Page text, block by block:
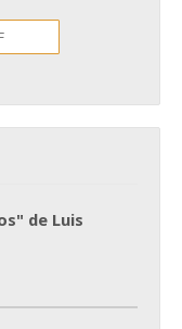
de Luis